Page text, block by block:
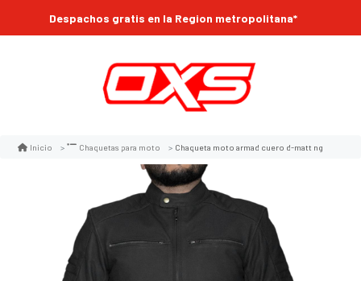
Despachos gratis en la Region metropolitana*
Inicio Chaquetas para moto Chaqueta moto armad cuero d-matt ng